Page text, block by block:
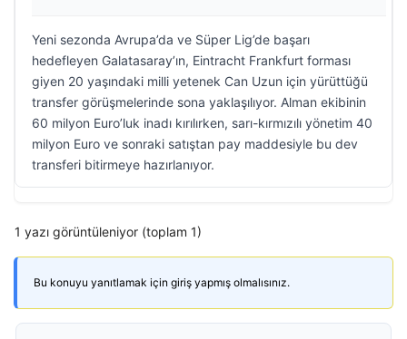
Yeni sezonda Avrupa’da ve Süper Lig’de başarı
hedefleyen Galatasaray’ın, Eintracht Frankfurt forması
giyen 20 yaşındaki milli yetenek Can Uzun için yürüttüğü
transfer görüşmelerinde sona yaklaşılıyor. Alman ekibinin
60 milyon Euro’luk inadı kırılırken, sarı-kırmızılı yönetim 40
milyon Euro ve sonraki satıştan pay maddesiyle bu dev
transferi bitirmeye hazırlanıyor.
1 yazı görüntüleniyor (toplam 1)
Bu konuyu yanıtlamak için giriş yapmış olmalısınız.